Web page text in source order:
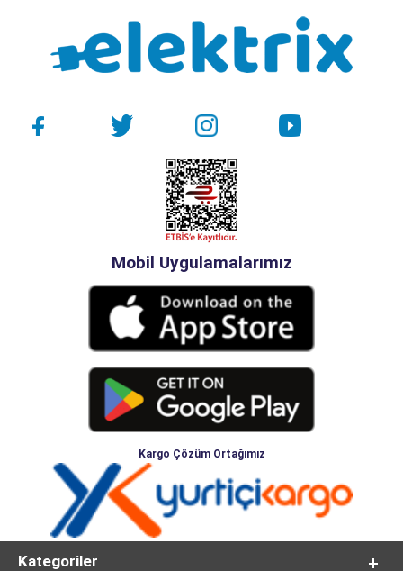
Mobil Uygulamalarımız
Kargo Çözüm Ortağımız
Kategoriler